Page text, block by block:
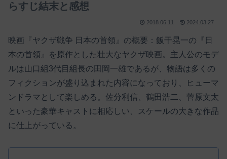
らすじ結末と感想
2018.06.11 2024.03.27
映画『ヤクザ戦争 日本の首領』の概要：飯干晃一の『日
本の首領』を原作とした壮大なヤクザ映画。主人公のモデ
ルは山口組3代目組長の田岡一雄であるが、物語は多くの
フィクションが盛り込まれた内容になっており、ヒューマ
ンドラマとして楽しめる。佐分利信、鶴田浩二、菅原文太
といった豪華キャストに相応しい、スケールの大きな作品
に仕上がっている。